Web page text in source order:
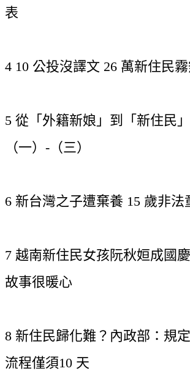
表
4 10 公投沒譯文 26 萬新住民
5 從「外籍新娘」到「新住民
（一）-（三）
6 新台灣之子遭棄養 15 歲非法
7 越南新住民女孩阮秋姮成國
故事很暖心
8 新住民歸化難？內政部：規
流程僅須10 天